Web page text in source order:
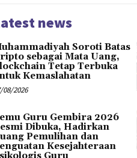
news
Soroti Batas
sebagai Mata Uang,
Tetap Terbuka
Kemaslahatan
08/2026
Guru Gembira 2026
Dibuka, Hadirkan
Pemulihan dan
Kesejahteraan